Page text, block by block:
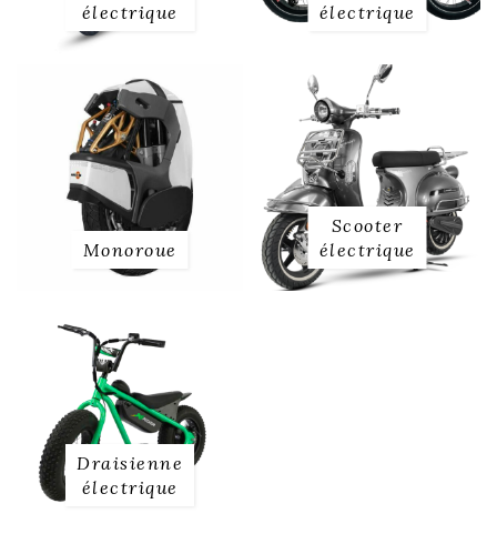
électrique
électrique
Monoroue
Scooter
électrique
Draisienne
électrique